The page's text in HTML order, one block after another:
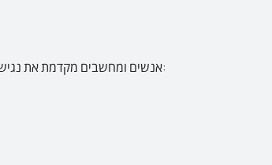
אנשים ומחשבים מקדמת את נגישות המבנים שבבעלותה או בחזקתה לטובת אנשים בעלי מוגבלויות, כדי להקל על בעלי מוגבלויות בגישה ובקבלת שירות. להלן פירוט הסדרי הנגישות: